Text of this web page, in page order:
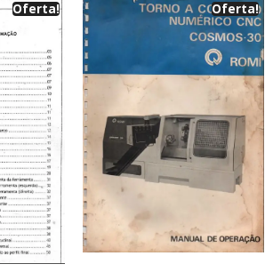
Oferta! Oferta!